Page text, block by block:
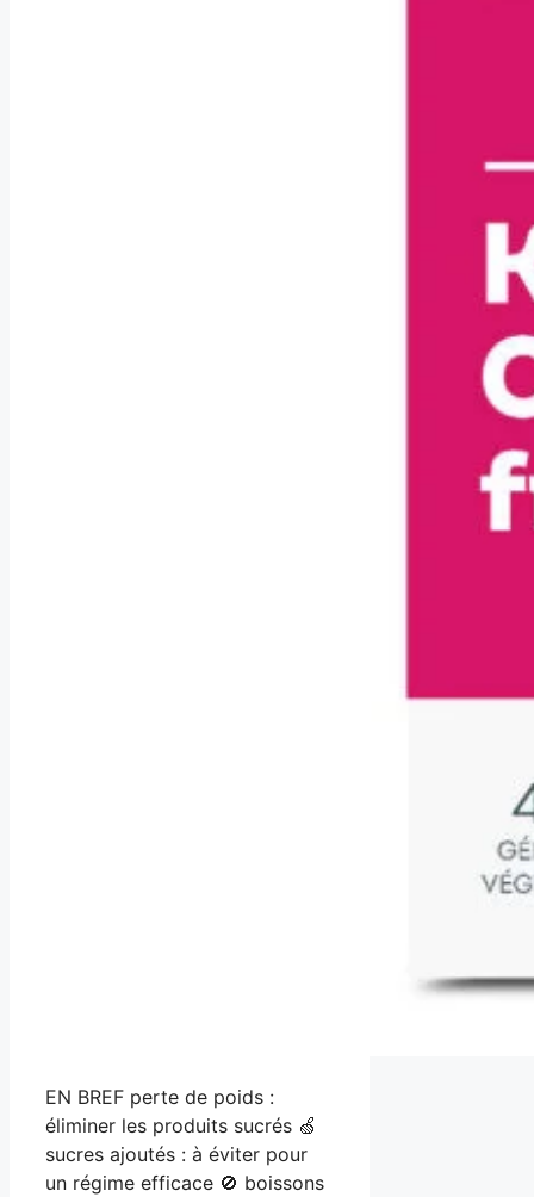
EN BREF perte de poids :
éliminer les produits sucrés 🍏
sucres ajoutés : à éviter pour
un régime efficace 🚫 boissons